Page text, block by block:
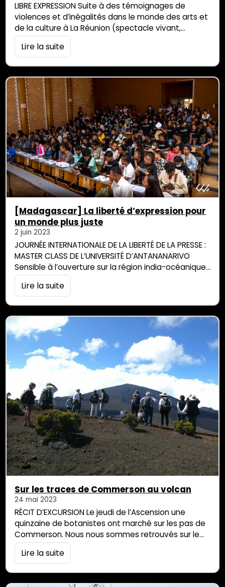
LIBRE EXPRESSION Suite à des témoignages de
violences et d’inégalités dans le monde des arts et
de la culture à La Réunion (spectacle vivant,
musique, patrimoine, audiovisuel, livre, presse, arts
visuels…), nous avons créé le Mouvman FH+ Réunion.
voulons aider activement les personnes victimes et
témoins en libérant […]
Lire la suite
[Madagascar] La liberté d’expression pour
un monde plus juste
2 juin 2023
JOURNÉE INTERNATIONALE DE LA LIBERTÉ DE LA PRESSE :
MASTER CLASS DE L’UNIVERSITÉ D’ANTANANARIVO
Sensible à l’ouverture sur la région india-océanique
et à la formation des futurs journalistes, Parallèle
Sud accueille les écrits des étudiants en L2 et L3
COMED, Mention COMMO (COmmunication,
d’Antananarivo. Ceux-ci sont encadrés par notre
confrère Manuel Marchal. Dans le cadre […]
Lire la suite
Sur les traces de Commerson au volcan
24 mai 2023
RÉCIT D’EXCURSION Le jeudi de l’Ascension une
quinzaine de botanistes ont marché sur les pas de
Commerson. Nous nous sommes retrouvés sur le
parking du Cratère Commerson puis sur le
belvédère où il a été rappelé que Bory de Saint-
Lire la suite